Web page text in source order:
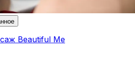
Beautiful Me